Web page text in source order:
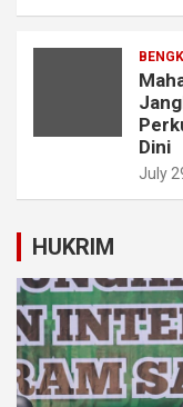
Dini
July
HUKRIM